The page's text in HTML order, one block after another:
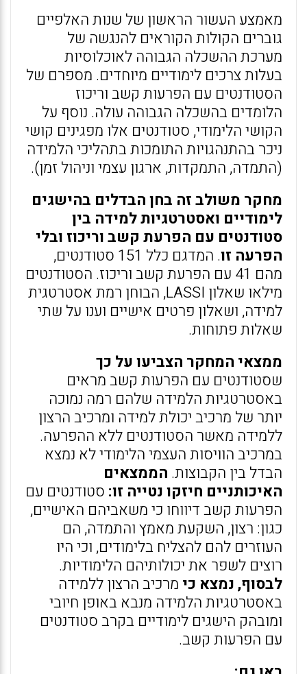
מאמצע העשור הראשון של שנות האלפיים
גוברים הקולות הקוראים להנגשה של
מערכת ההשכלה הגבוהה לאוכלוסיות
בעלות צרכים לימודיים מיוחדים. מספרם של
הסטודנטים עם הפרעות קשב וריכוז
הלומדים בהשכלה הגבוהה עולה. נוסף על
הקושי הלימודי, סטודנטים אלו מפגינים קושי
ניכר בהתנהגויות התומכות בתהליכי הלמידה
(התמדה, התמקדות, ארגון עצמי וניהול זמן).
מחקר משולב זה בחן הבדלים בהישגים
לימודיים ואסטרטגיות למידה בין
סטודנטים עם הפרעת קשב וריכוז ובלי
הפרעה זו
. המדגם כלל 151 סטודנטים,
מהם 41 עם הפרעת קשב וריכוז. הסטודנטים
מילאו שאלון LASSI, הבוחן רמת אסטרטגית
למידה, ושאלון פרטים אישיים וענו על שתי
שאלות פתוחות.
ממצאי המחקר הצביעו על כך
שסטודנטים עם הפרעות קשב מראים
באסטרטגיות הלמידה שלהם רמה נמוכה
יותר של מרכיב יכולת למידה ומרכיב הרצון
ללמידה מאשר הסטודנטים ללא ההפרעה.
במרכיב הוויסות העצמי הלימודי לא נמצא
הבדל בין הקבוצות. הממצאים
האיכותניים חיזקו נטייה זו: סטודנטים עם
הפרעות קשב דיווחו כי משאביהם האישיים,
כגון: רצון, השקעת מאמץ והתמדה, הם
העוזרים להם להצליח בלימודים, וכי היו
רוצים לשפר את יכולותיהם הלימודיות.
לבסוף, נמצא כי מרכיב הרצון ללמידה
באסטרטגיות הלמידה מנבא באופן חיובי
ומובהק הישגים לימודיים בקרב סטודנטים
עם הפרעות קשב.